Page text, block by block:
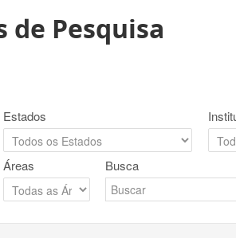
de Pesquisa
Estados
Áreas Busca